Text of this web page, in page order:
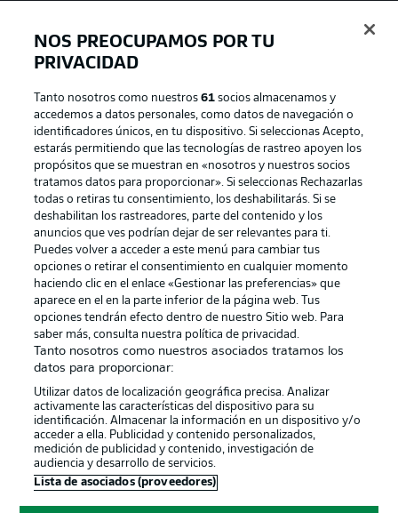
Publicidad Aviso legal
Gestionar las preferencias Declaracion de privacidad
Canales Trabajos
Jugadores Condiciones de uso
Sello Editorial Contacto
© 2026 Bundesliga-Gruppe GmbH
NOS PREOCUPAMOS POR TU
PRIVACIDAD
Tanto nosotros como nuestros61 socios almacenamos y
accedemos a datos personales, como datos de navegación o
identificadores únicos, en tu dispositivo. Si seleccionas Acepto,
estarás permitiendo que las tecnologías de rastreo apoyen los
propósitos que se muestran en «nosotros y nuestros socios
tratamos datos para proporcionar». Si seleccionas Rechazarlas
todas o retiras tu consentimiento, los deshabilitarás. Si se
deshabilitan los rastreadores, parte del contenido y los
anuncios que ves podrían dejar de ser relevantes para ti.
Puedes volver a acceder a este menú para cambiar tus
opciones o retirar el consentimiento en cualquier momento
haciendo clic en el enlace «Gestionar las preferencias» que
aparece en el en la parte inferior de la página web. Tus
opciones tendrán efecto dentro de nuestro Sitio web. Para
saber más, consulta nuestra política de privacidad.
Tanto nosotros como nuestros asociados tratamos los
datos para proporcionar:
Utilizar datos de localización geográfica precisa. Analizar
activamente las características del dispositivo para su
identificación. Almacenar la información en un dispositivo y/o
acceder a ella. Publicidad y contenido personalizados,
medición de publicidad y contenido, investigación de
audiencia y desarrollo de servicios.
Lista de asociados (proveedores)